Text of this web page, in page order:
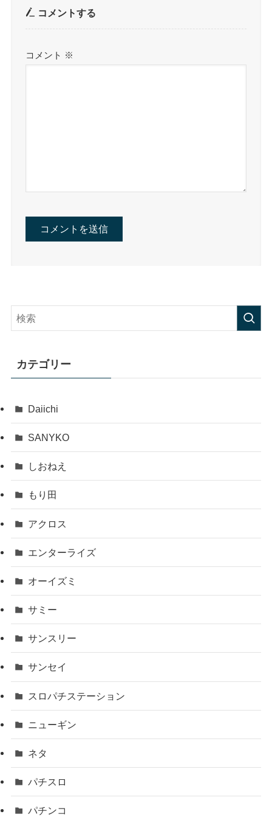
コメントする
コメント ※
カテゴリー
Daiichi
SANYKO
しおねえ
もり田
アクロス
エンターライズ
オーイズミ
サミー
サンスリー
サンセイ
スロパチステーション
ニューギン
ネタ
パチスロ
パチンコ